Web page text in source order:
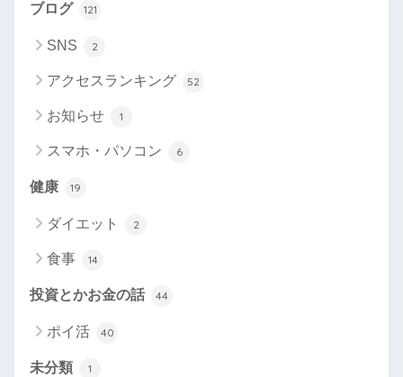
ブログ 121
SNS 2
アクセスランキング 52
お知らせ 1
スマホ・パソコン 6
健康 19
ダイエット 2
食事 14
投資とかお金の話 44
ポイ活 40
未分類 1